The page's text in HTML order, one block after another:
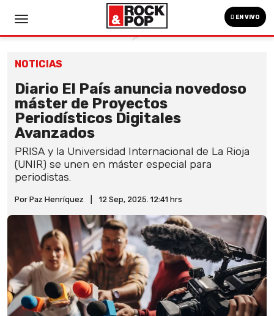
EN VIVO
NOTICIAS
Diario El País anuncia novedoso
máster de Proyectos
Periodísticos Digitales
Avanzados
PRISA y la Universidad Internacional de La Rioja
(UNIR) se unen en máster especial para
periodistas.
Por Paz Henríquez 12 Sep, 2025. 12:41 hrs